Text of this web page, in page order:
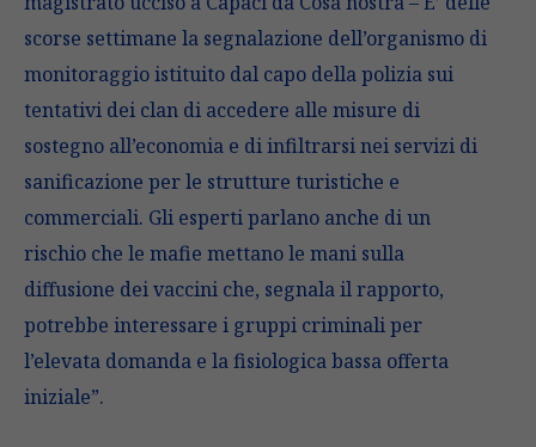
scorse settimane la segnalazione dell’organismo di
monitoraggio istituito dal capo della polizia sui
tentativi dei clan di accedere alle misure di
sostegno all’economia e di infiltrarsi nei servizi di
sanificazione per le strutture turistiche e
commerciali. Gli esperti parlano anche di un
rischio che le mafie mettano le mani sulla
diffusione dei vaccini che, segnala il rapporto,
potrebbe interessare i gruppi criminali per
l’elevata domanda e la fisiologica bassa offerta
iniziale”.